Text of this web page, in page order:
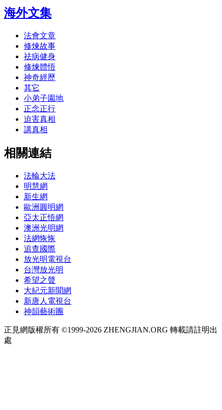
海外文集
法會文章
修煉故事
祛病健身
修煉體悟
神奇經歷
其它
小弟子園地
正念正行
迫害真相
講真相
相關連結
法輪大法
明慧網
新生網
歐洲圓明網
亞太正悟網
澳洲光明網
法網恢恢
追查國際
放光明電視台
台灣放光明
希望之聲
大紀元新聞網
新唐人電視台
神韻藝術團
正見網版權所有 ©1999-2026 ZHENGJIAN.ORG 轉載請註明出
處